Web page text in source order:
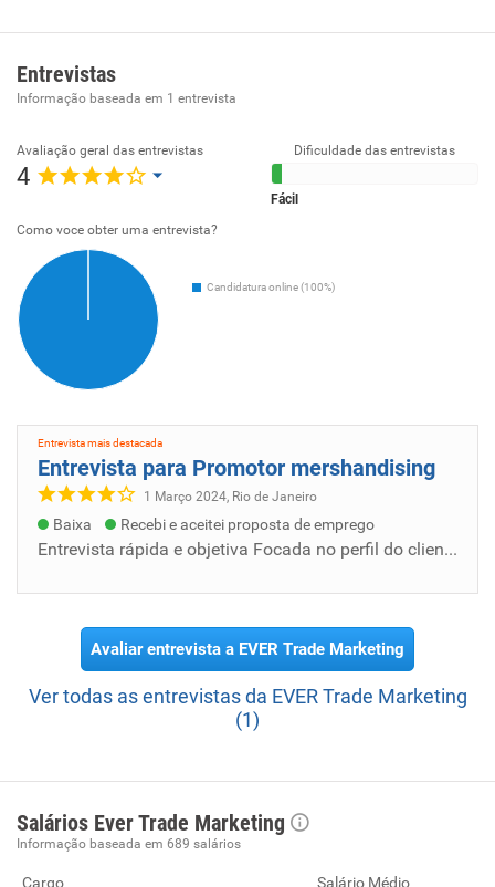
Entrevistas
Informação baseada em 1 entrevista
Avaliação geral das entrevistas
4
Dificuldade das entrevistas
Fácil
Como voce obter uma entrevista?
Candidatura online (100%)
Entrevista mais destacada
Entrevista para Promotor mershandising
1 Março 2024, Rio de Janeiro
Baixa Recebi e aceitei proposta de emprego
Entrevista rápida e objetiva Focada no perfil do cliente e registros trabalhistas do candidato. Não houve aquela enrolação com dinâmicas e...
Avaliar entrevista a EVER Trade Marketing
Ver todas as entrevistas da EVER Trade Marketing
(1)
Salários Ever Trade Marketing
Informação baseada em 689 salários
Cargo Salário Médio